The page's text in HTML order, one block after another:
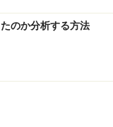
分析
ラインを引いて
のか分析する方法